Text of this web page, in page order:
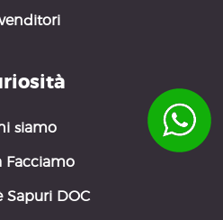
siamo
Facciamo
Sapuri DOC